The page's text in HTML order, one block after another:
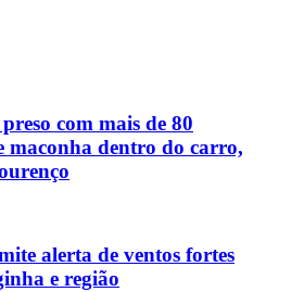
com mais de 80
maconha dentro do carro,
alerta de ventos fortes
e região